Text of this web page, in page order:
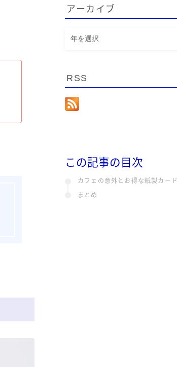
アーカイブ
ア
ブ
RSS
この記事の目次
カフェの意外とお得な紙製カード
まとめ